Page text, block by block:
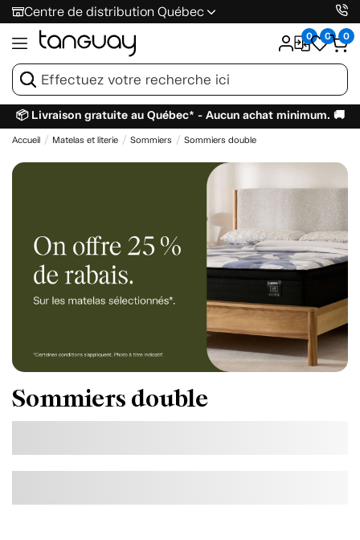
Centre de distribution Québec
0 0 0
📦 Livraison gratuite au Québec* - Aucun achat minimum. 🚚
Accueil Matelas et literie Sommiers Sommiers double
Sommiers double